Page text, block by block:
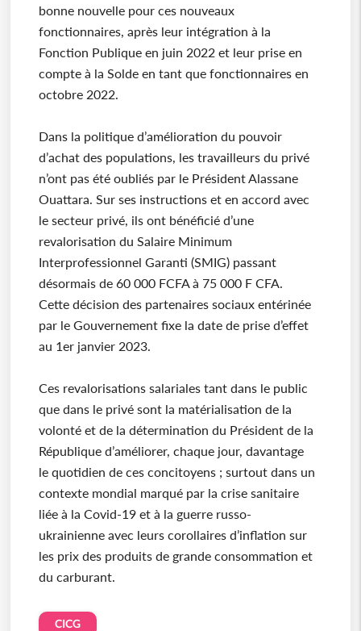
bonne nouvelle pour ces nouveaux
fonctionnaires, après leur intégration à la
Fonction Publique en juin 2022 et leur prise en
compte à la Solde en tant que fonctionnaires en
octobre 2022.
Dans la politique d’amélioration du pouvoir
d’achat des populations, les travailleurs du privé
n’ont pas été oubliés par le Président Alassane
Ouattara. Sur ses instructions et en accord avec
le secteur privé, ils ont bénéficié d’une
revalorisation du Salaire Minimum
Interprofessionnel Garanti (SMIG) passant
désormais de 60 000 FCFA à 75 000 F CFA.
Cette décision des partenaires sociaux entérinée
par le Gouvernement fixe la date de prise d’effet
au 1er janvier 2023.
Ces revalorisations salariales tant dans le public
que dans le privé sont la matérialisation de la
volonté et de la détermination du Président de la
République d’améliorer, chaque jour, davantage
le quotidien de ces concitoyens ; surtout dans un
contexte mondial marqué par la crise sanitaire
liée à la Covid-19 et à la guerre russo-
ukrainienne avec leurs corollaires d’inflation sur
les prix des produits de grande consommation et
du carburant.
CICG